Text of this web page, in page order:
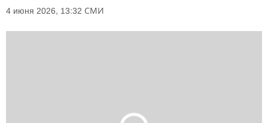
4 июня 2026, 13:32 СМИ